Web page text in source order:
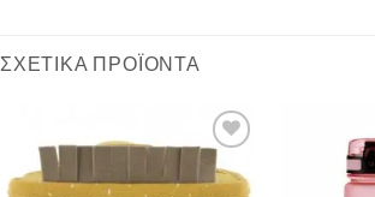
ΣΧΕΤΙΚΆ ΠΡΟΪΌΝΤΑ
Add to
wishlist